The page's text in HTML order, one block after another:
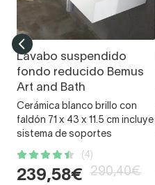
Lavabo suspendido
fondo reducido Bemus
Art and Bath
Cerámica blanco brillo con
faldón 71 x 43 x 11.5 cm incluye
sistema de soportes
(4)
239,58€ 290,40€